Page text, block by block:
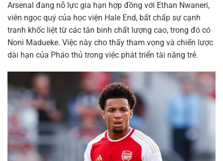
Arsenal đang nỗ lực gia hạn hợp đồng với Ethan Nwaneri,
viên ngọc quý của học viện Hale End, bất chấp sự cạnh
tranh khốc liệt từ các tân binh chất lượng cao, trong đó có
Noni Madueke. Việc này cho thấy tham vọng và chiến lược
dài hạn của Pháo thủ trong việc phát triển tài năng trẻ.